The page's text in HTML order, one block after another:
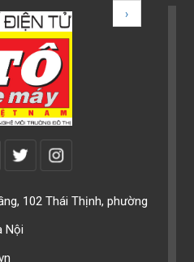
›
102 Thái Thịnh, phường
Nội